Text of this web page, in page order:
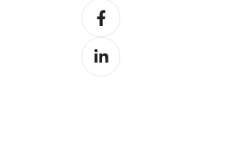
XShare
on
Facebook
Share
on